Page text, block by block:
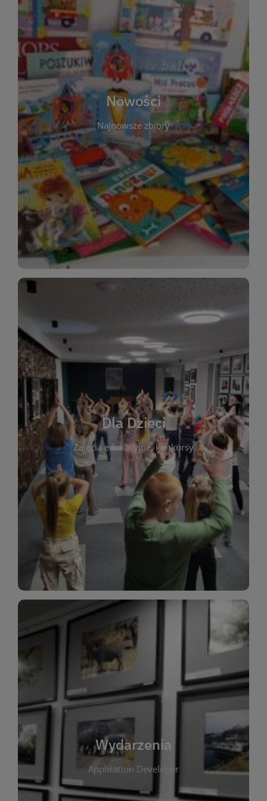
Nowości
Najnowsze zbiory
W tej sekcji prezentujemy najnowsze książki,
audiobooki oraz filmy, które właśnie trafiły do
zbiorów Miejskiej Biblioteki Publicznej w
Starachowicach. Regularnie aktualizujemy listę,
aby Czytelnicy mogli na bieżąco odkrywać świeże
tytuły i najciekawsze premiery wydawnicze. Każda
pozycja opatrzona jest krótkim opisem i
informacją o dostępności w katalogu. Zachęcamy
do częstych odwiedzin – nowości pojawiają się
niemal każdego tygodnia! Dzięki tej zakładce
zawsze będziesz wiedzieć, co warto przeczytać
jako pierwsze.
WIĘCEJ
Dla Dzieci
Zajęcia edukacyjne, konkursy
Dla Dzieci
To miejsce stworzone z myślą o najmłodszych
czytelnikach i ich rodzicach. Znajdziesz tu
informacje o zajęciach edukacyjnych, konkursach
plastycznych i spotkaniach z autorami książek dla
dzieci. Biblioteka oferuje bogaty wybór bajek,
opowiadań i lektur szkolnych, a także przyjazny
kącik do wspólnego czytania. Pragniemy
rozbudzać miłość do książek od najmłodszych lat.
Zapraszamy do wspólnej zabawy i odkrywania
świata literatury!
WIĘCEJ
Wydarzenia
Application Developer
Wydarzenia
W tej zakładce publikujemy informacje o
wszystkich wydarzeniach organizowanych przez
bibliotekę. Znajdziesz tu zapowiedzi spotkań
autorskich, warsztatów, prelekcji i zajęć
tematycznych dla różnych grup wiekowych. Każde
wydarzenie ma na celu promowanie kultury
czytelniczej oraz integrację społeczności lokalnej.
Dzięki kalendarzowi wydarzeń możesz łatwo